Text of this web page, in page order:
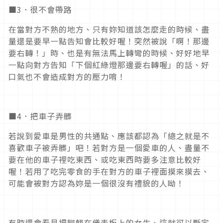
■3．很不會帶路
在當對方不熟的地方、只有妳知道該怎麼走的時候、盡
量還是要早一點告知會比較好喔！突然被說「啊！那邊
要右轉！」時、也是有無法馬上轉彎的時候、好好地早
一點向對方告知「下個紅綠燈那邊要右轉喔」的話、好
口氣也不會造成對方的壓力唷！
■4．把車子弄髒
若說到愛車是男性的共通點、應該都認為「總之就是不
喜歡車子被弄髒」吧！若對方是一個愛車的人、盡量不
要在他的車子裡吃東西、或吃東西時要多注意比較好
喔！若用了吃完零食的手在對方的車子裡面摸來摸去、
可能會被對方認為妳是一個很沒有禮貌的人呦！